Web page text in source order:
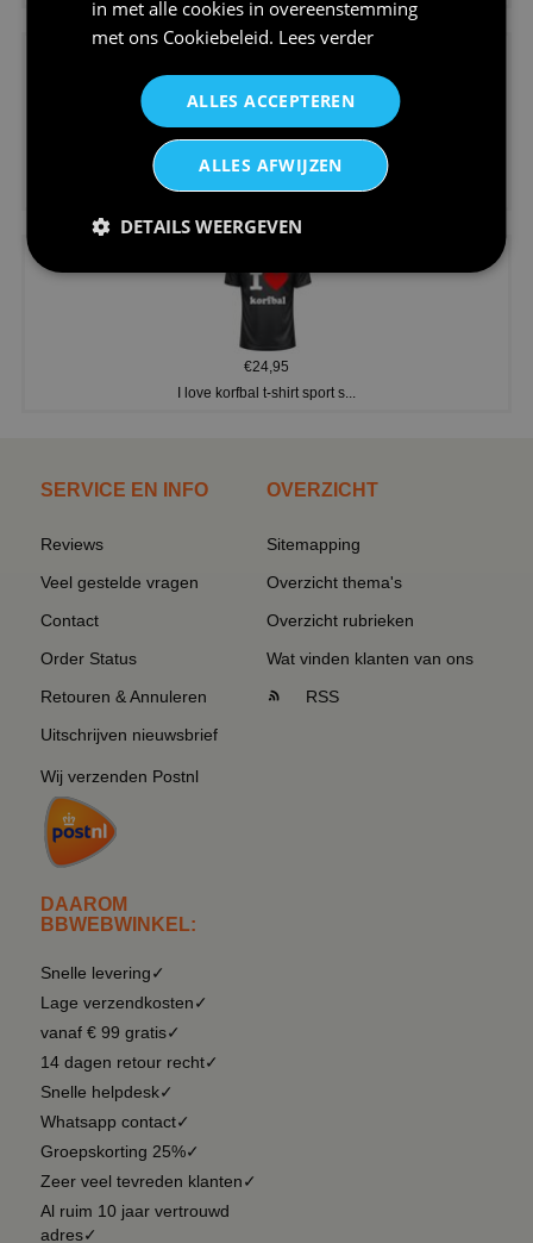
€24,95
V-hals shirt rood wit blauw st...
€24,95
I love korfbal t-shirt sport s...
SERVICE EN INFO
Reviews
Veel gestelde vragen
Contact
Order Status
Retouren & Annuleren
Uitschrijven nieuwsbrief
Wij verzenden Postnl
DAAROM
BBWEBWINKEL:
Snelle levering✓
Lage verzendkosten✓
vanaf € 99 gratis✓
14 dagen retour recht✓
Snelle helpdesk✓
Whatsapp contact✓
Groepskorting 25%✓
Zeer veel tevreden klanten✓
Al ruim 10 jaar vertrouwd
adres✓
OVERZICHT
Sitemapping
Overzicht thema's
Overzicht rubrieken
Wat vinden klanten van ons
RSS
in met alle cookies in overeenstemming
met ons Cookiebeleid. Lees verder
ALLES ACCEPTEREN
ALLES AFWIJZEN
DETAILS WEERGEVEN